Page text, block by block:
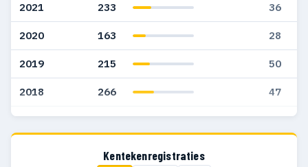
2021 233 36
2020 163 28
2019 215 50
2018 266 47
2017 127 19
Kentekenregistraties